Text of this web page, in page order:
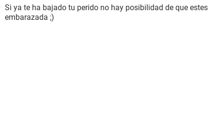
Si ya te ha bajado tu perido no hay posibilidad de que estes
embarazada ;)